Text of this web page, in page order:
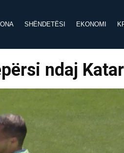
SHËNDETËSI EKONOMI
ndaj